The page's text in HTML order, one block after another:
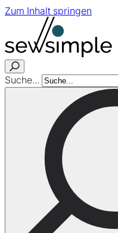
Zum Inhalt springen
Suche...